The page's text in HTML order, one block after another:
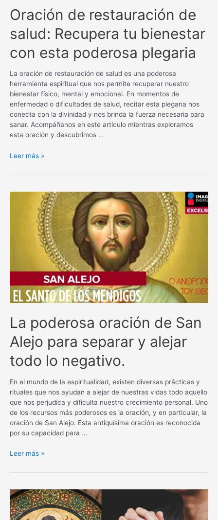
Oración de restauración de
salud: Recupera tu bienestar
con esta poderosa plegaria
La oración de restauración de salud es una poderosa
herramienta espiritual que nos permite recuperar nuestro
bienestar físico, mental y emocional. En momentos de
enfermedad o dificultades de salud, recitar esta plegaria nos
conecta con la divinidad y nos brinda la fuerza necesaria para
sanar. Acompáñanos en este artículo mientras exploramos
esta oración y descubrimos …
Oración
restauración
Recupera
bienestar
Leer más »
La poderosa oración de San
Alejo para separar y alejar
todo lo negativo.
En el mundo de la espiritualidad, existen diversas prácticas y
rituales que nos ayudan a alejar de nuestras vidas todo aquello
que nos perjudica y dificulta nuestro crecimiento personal. Uno
de los recursos más poderosos es la oración, y en particular, la
oración de San Alejo. Esta antiquísima oración es reconocida
por su capacidad para …
La
oración
San
Alejo
para
Leer más »